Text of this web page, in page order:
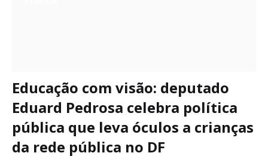
Educação com visão: deputado
Eduard Pedrosa celebra política
pública que leva óculos a crianças
da rede pública no DF